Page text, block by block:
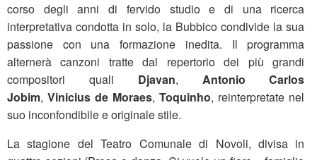
corso degli anni di fervido studio e di una ricerca
interpretativa condotta in solo, la Bubbico condivide la sua
passione con una formazione inedita. Il programma
alternerà canzoni tratte dal repertorio dei più grandi
compositori quali Djavan, Antonio Carlos
Jobim,Vinicius de Moraes,Toquinho, reinterpretate nel
suo inconfondibile e originale stile.
La stagione del Teatro Comunale di Novoli, divisa in